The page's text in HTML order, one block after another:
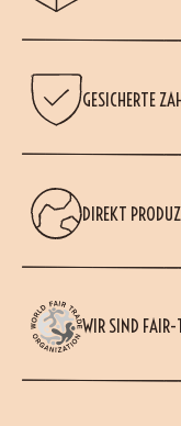
GESICHERTE
DIREKT
WIR SIND FAIR-